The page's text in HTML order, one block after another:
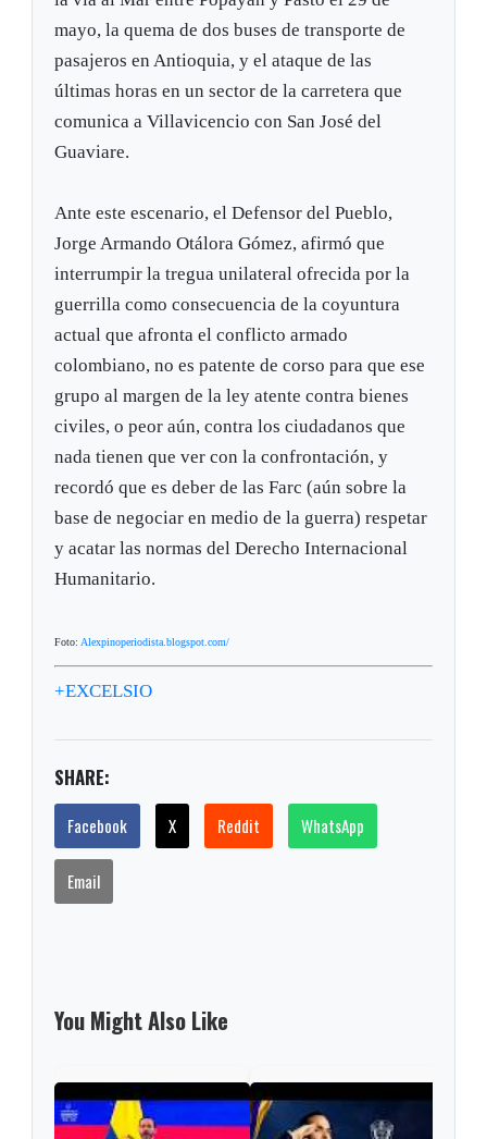
mayo, la quema de dos buses de transporte de
pasajeros en Antioquia, y el ataque de las
últimas horas en un sector de la carretera que
comunica a Villavicencio con San José del
Guaviare.
Ante este escenario, el Defensor del Pueblo,
Jorge Armando Otálora Gómez, afirmó que
interrumpir la tregua unilateral ofrecida por la
guerrilla como consecuencia de la coyuntura
actual que afronta el conflicto armado
colombiano, no es patente de corso para que ese
grupo al margen de la ley atente contra bienes
civiles, o peor aún, contra los ciudadanos que
nada tienen que ver con la confrontación, y
recordó que es deber de las Farc (aún sobre la
base de negociar en medio de la guerra) respetar
y acatar las normas del Derecho Internacional
Humanitario.
Foto: Alexpinoperiodista.blogspot.com/
+EXCELSIO
SHARE:
Facebook X Reddit WhatsApp
Email
You Might Also Like